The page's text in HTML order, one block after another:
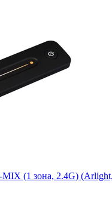
(1 зона, 2.4G)